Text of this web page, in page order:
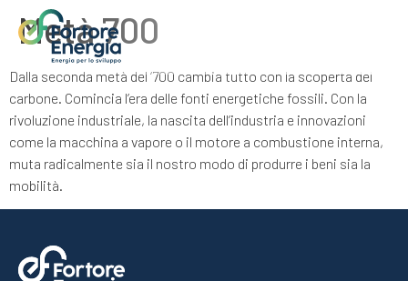
Metà 700
Dalla seconda metà del ‘700 cambia tutto con la scoperta del
carbone. Comincia l’era delle fonti energetiche fossili. Con la
rivoluzione industriale, la nascita dell’industria e innovazioni
come la macchina a vapore o il motore a combustione interna,
muta radicalmente sia il nostro modo di produrre i beni sia la
mobilità.